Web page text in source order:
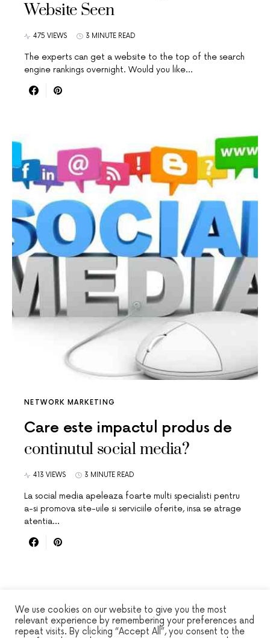
Website Seen
475 VIEWS 3 MINUTE READ
The experts can get a website to the top of the search
engine rankings overnight. Would you like…
NETWORK MARKETING
Care este impactul produs de
continutul social media?
413 VIEWS 3 MINUTE READ
La social media apeleaza foarte multi specialisti pentru
a-si promova site-uile si serviciile oferite, insa se atrage
atentia…
We use cookies on our website to give you the most
relevant experience by remembering your preferences and
repeat visits. By clicking “Accept All”, you consent to the